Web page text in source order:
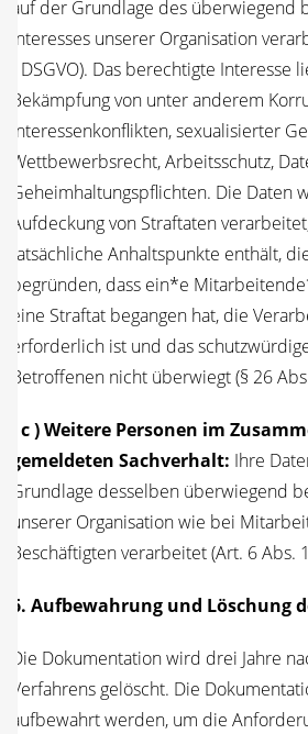
auf der Grund­la­ge des über­wie­gend
Inter­es­ses unse­rer Orga­ni­sa­ti­on
f DSGVO). Das berech­tig­te Inter­es­se
Bekämp­fung von unter ande­rem
Inter­es­sen­kon­flik­ten, sexua­li­sier­ter
Wett­be­werbs­recht, Arbeits­schutz,
Geheim­hal­tungs­pflich­ten. Die Daten
Auf­de­ckung von Straf­ta­ten
tat­säch­li­che Anhalts­punk­te ent­hält,
begrün­den, dass ein*e
eine Straf­tat began­gen hat, die
erfor­der­lich ist und das
Betrof­fe­nen nicht über­wiegt (§ 26
( c ) Wei­te­re Per­so­nen im
gemel­de­ten Sach­ver­halt: Ihre
Grund­la­ge des­sel­ben über­wie­gend
unse­rer Orga­ni­sa­ti­on wie bei
Beschäf­tig­ten ver­ar­bei­tet (Art. 6 Abs.
6. Auf­be­wah­rung und Löschung
Die Doku­men­ta­ti­on wird drei Jah­re
Ver­fah­rens gelöscht. Die
auf­be­wahrt wer­den, um die